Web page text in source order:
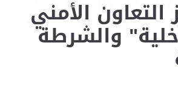
التعاون الأمني
والشرطة